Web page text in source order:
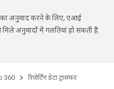
का अनुवाद करने के लिए, एआई
अनुवादों में गलतियां हो सकती हैं.
360 रिपोर्टिंग डेटा ट्रांसफ़र